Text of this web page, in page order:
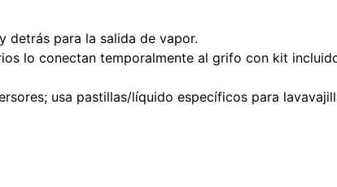
detrás para la salida de vapor.
lo conectan temporalmente al grifo con kit
usa pastillas/líquido específicos para